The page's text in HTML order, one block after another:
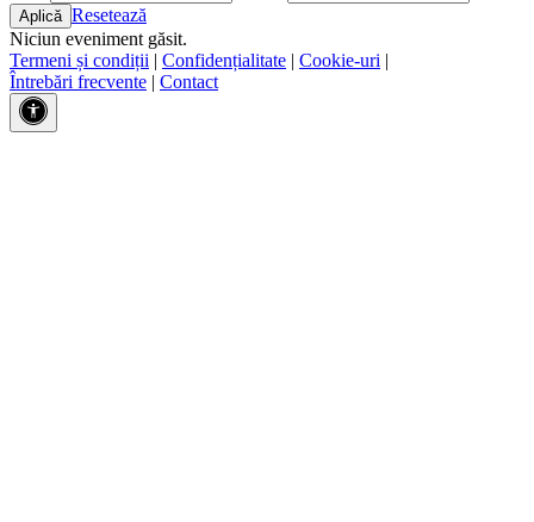
Resetează
Niciun eveniment găsit.
Termeni și condiții | Confidențialitate | Cookie-uri |
Întrebări frecvente | Contact